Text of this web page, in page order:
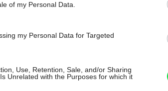
of my Personal Data.
my Personal Data for Targeted
Use, Retention, Sale, and/or Sharing
Unrelated with the Purposes for which it